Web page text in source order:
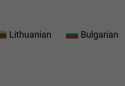
Lithuanian Bulgarian